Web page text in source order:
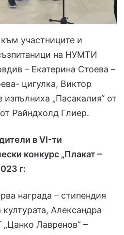
участниците и
на НУМТИ
– Екатерина Стоева –
цигулка, Виктор
изпълниха „Пасакалия“ от
Райндхолд Глиер.
в VI-ти
конкурс „Плакат –
г:
награда – стипендия
Александра
„Цанко Лавренов” –